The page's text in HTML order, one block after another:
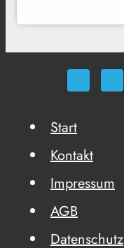
Start
Kontakt
Impressum
AGB
Datenschutz